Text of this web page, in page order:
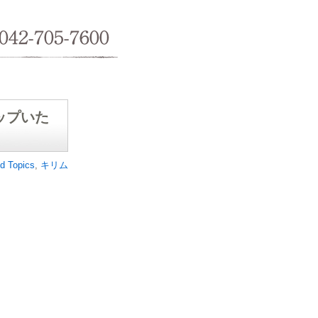
プいた
Topics, キリム